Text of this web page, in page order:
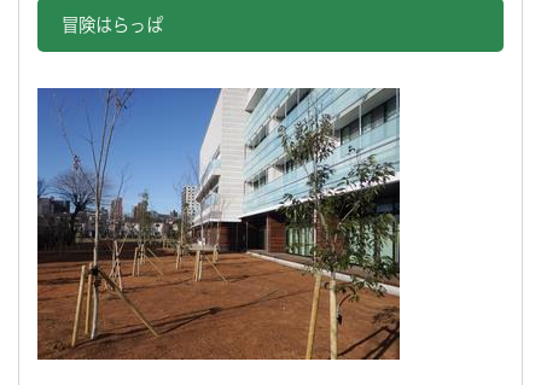
冒険はらっぱ